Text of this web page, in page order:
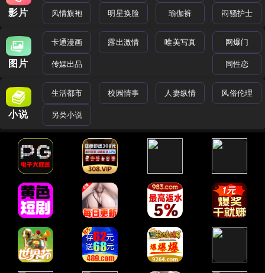
影片 风情旗袍 明星换脸 瑜伽裤 闷骚护士
图片
卡通漫画 露出激情 唯美写真 网爆门
传媒出品 同性恋
小说
生活都市 校园情事 人妻纵情 风俗伦理
另类小说